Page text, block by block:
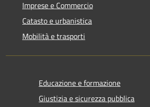
Imprese e Commercio
Catasto e urbanistica
Mobilità e trasporti
Educazione e formazione
Giustizia e sicurezza pubblica